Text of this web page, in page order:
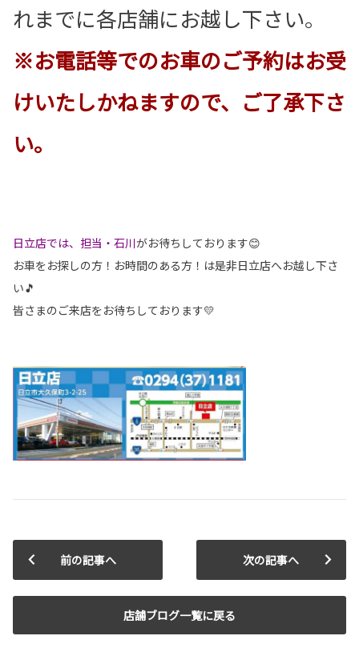
れまでに各店舗にお越し下さい。
※お電話等でのお車のご予約はお受
けいたしかねますので、ご了承下さ
い。
日立店では、担当・石川がお待ちしております😊
お車をお探しの方！お時間のある方！は是非日立店へお越し下さ
い🎵
皆さまのご来店をお待ちしております💛
前の記事へ
店舗ブログ一覧に戻る
次の記事へ